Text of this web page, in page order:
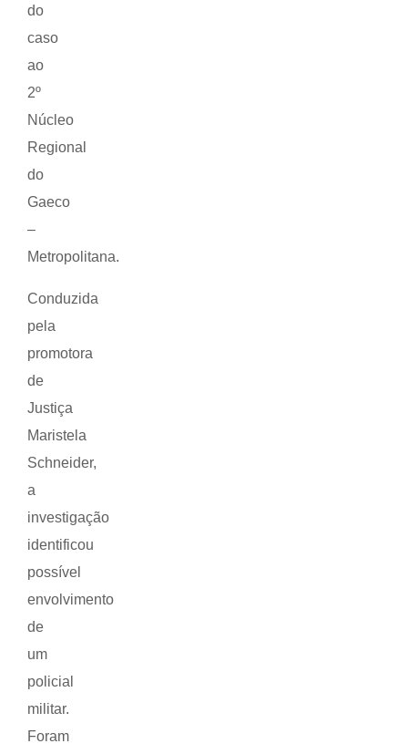
do
caso
ao
2º
Núcleo
Regional
do
Gaeco
–
Metropolitana.
Conduzida
pela
promotora
de
Justiça
Maristela
Schneider,
a
investigação
identificou
possível
envolvimento
de
um
policial
militar.
Foram